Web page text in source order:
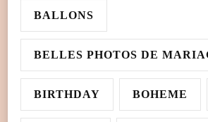
BALLONS
BELLES PHOTOS DE
BIRTHDAY BOHEME